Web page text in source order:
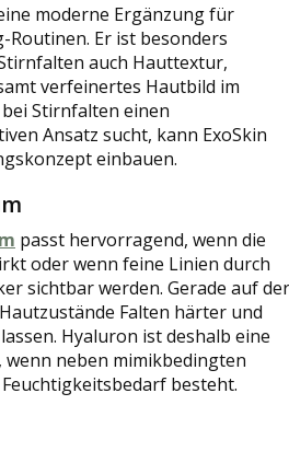
moderne Ergänzung für
Er ist besonders
auch Hauttextur,
verfeinertes Hautbild im
Stirnfalten einen
Ansatz sucht, kann ExoSkin
einbauen.
passt hervorragend, wenn die
oder wenn feine Linien durch
sichtbar werden. Gerade auf der
Falten härter und
Hyaluron ist deshalb eine
neben mimikbedingten
besteht.